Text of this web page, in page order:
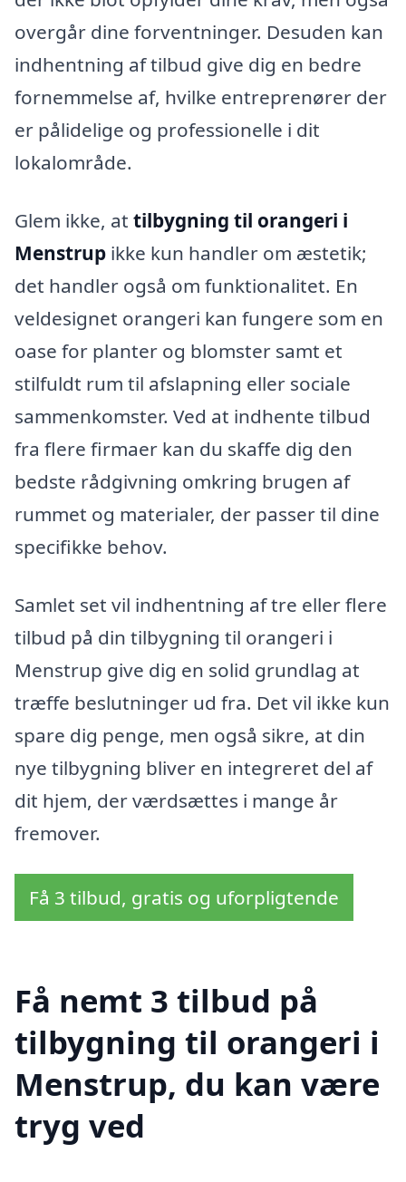
overgår dine forventninger. Desuden kan
indhentning af tilbud give dig en bedre
fornemmelse af, hvilke entreprenører der
er pålidelige og professionelle i dit
lokalområde.
Glem ikke, at tilbygning til orangeri i
Menstrup ikke kun handler om æstetik;
det handler også om funktionalitet. En
veldesignet orangeri kan fungere som en
oase for planter og blomster samt et
stilfuldt rum til afslapning eller sociale
sammenkomster. Ved at indhente tilbud
fra flere firmaer kan du skaffe dig den
bedste rådgivning omkring brugen af
rummet og materialer, der passer til dine
specifikke behov.
Samlet set vil indhentning af tre eller flere
tilbud på din tilbygning til orangeri i
Menstrup give dig en solid grundlag at
træffe beslutninger ud fra. Det vil ikke kun
spare dig penge, men også sikre, at din
nye tilbygning bliver en integreret del af
dit hjem, der værdsættes i mange år
fremover.
Få 3 tilbud, gratis og uforpligtende
Få nemt 3 tilbud på
tilbygning til orangeri i
Menstrup, du kan være
tryg ved